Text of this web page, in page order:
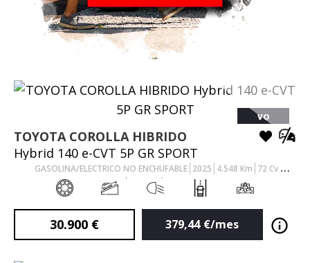
VO
TOYOTA COROLLA HIBRIDO
Hybrid 140 e-CVT 5P GR SPORT
GASOLINA/ELECTRICO NO ENCHUFABLE 2025 4.548 Km 72Cv
AUTOMÁTICO
30.900 € 379,44 €/mes